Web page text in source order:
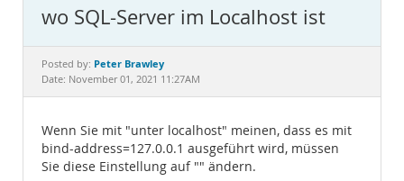
Downloads
Documentation
wo SQL-Server im Localhost ist
Posted by: Peter Brawley
Date: November 01, 2021 11:27AM
Wenn Sie mit "unter localhost" meinen, dass es mit
bind-address=127.0.0.1 ausgeführt wird, müssen
Sie diese Einstellung auf "" ändern.